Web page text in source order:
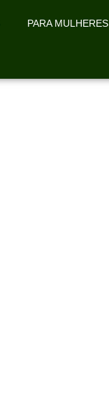
PARA MULHERES